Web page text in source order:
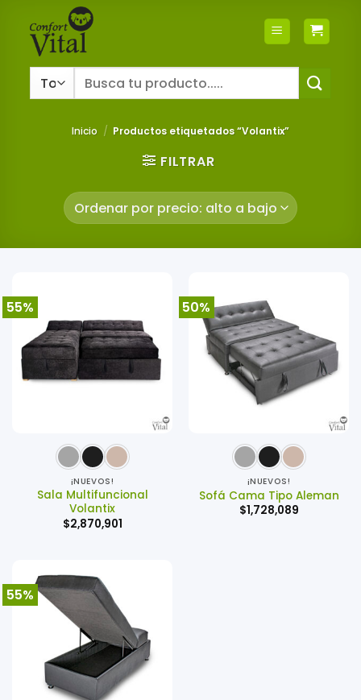
contenido
Buscar
Inicio / Productos etiquetados “Volantix”
FILTRAR
55%
¡NUEVOS!
Sala Multifuncional
Volantix
$2,870,901
50%
¡NUEVOS!
Sofá Cama Tipo Aleman
$1,728,089
55%